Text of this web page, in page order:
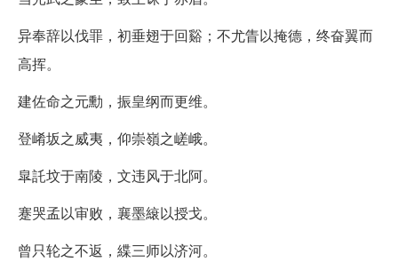
异奉辞以伐罪，初垂翅于回谿；不尤眚以掩德，终奋翼而
高挥。
建佐命之元勳，振皇纲而更维。
登崤坂之威夷，仰崇嶺之嵯峨。
皐託坟于南陵，文违风于北阿。
蹇哭孟以审败，襄墨縗以授戈。
曾只轮之不返，緤三师以济河。